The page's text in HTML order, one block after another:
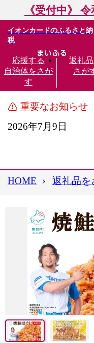
《受付中》
イオンカードのふるさと納
税
応援する
自治体をさが
す
返礼
さが
重要なお知らせ
2026年7月9日
HOME 返礼品を